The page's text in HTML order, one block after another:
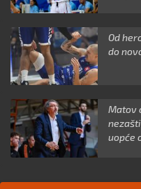
Od
do
Matov
uopće